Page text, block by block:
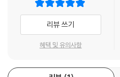
리뷰 쓰기
혜택 및 유의사항